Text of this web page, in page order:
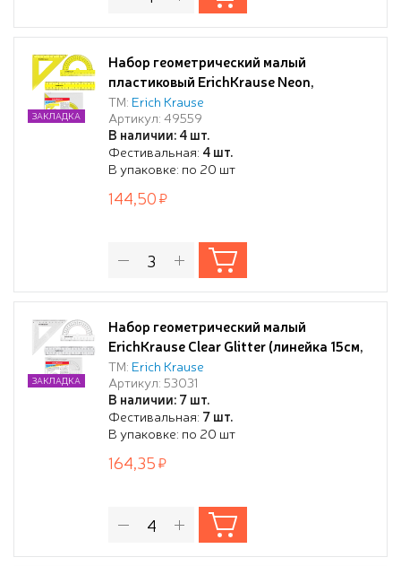
Набор геометрический малый
пластиковый ErichKrause Neon,
(линейка, угольник, транспортир),
желтый (в пакете по 20 шт)
ТМ: Erich Krause
Артикул: 49559
В наличии: 4 шт.
Фестивальная: 4 шт.
В упаковке: по 20 шт
ЗАКЛАДКА
144,50
Набор геометрический малый
ErichKrause Clear Glitter (линейка 15см,
угольник 9см, транспортир 180°),
прозрачный с блестками, в zip-пакете
ТМ: Erich Krause
Артикул: 53031
В наличии: 7 шт.
Фестивальная: 7 шт.
В упаковке: по 20 шт
ЗАКЛАДКА
164,35